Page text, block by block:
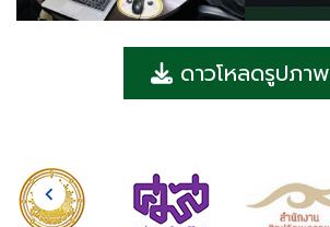
ดาวโหลดรูปภาพ